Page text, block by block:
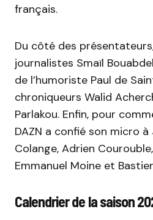
français.
Du côté des
journalistes Smaïl
de l’humoriste Paul de
chroniqueurs Walid
Parlakou. Enfin, pour
DAZN a confié son micro à
Colange, Adrien
Emmanuel Moine et
Calendrier de la saison